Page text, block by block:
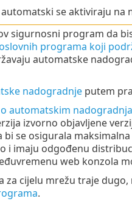
se aktiviraju na
sigurnosni program da
programa koji
automatske
nadogradnjeputem
automatskim
izvorno objavljene
bi se osigurala
i imaju odgođenu
web konzola
za cijelu mrežu traje
.